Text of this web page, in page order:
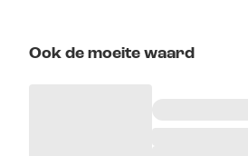
Ook de moeite waard